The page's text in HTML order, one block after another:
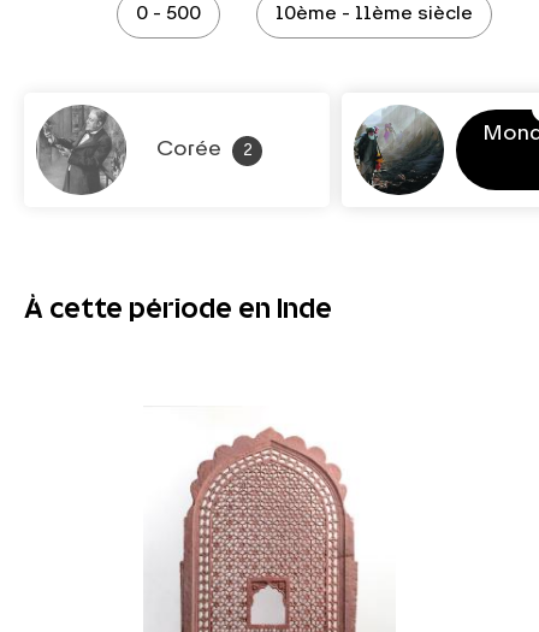
0 - 500 10ème - 11ème siècle
Corée 2
À cette période en Inde